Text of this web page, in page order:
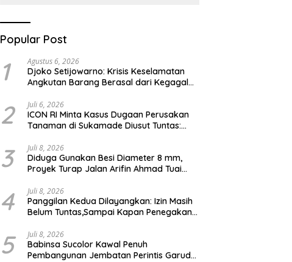
Popular Post
1 Agustus 6, 2026
Djoko Setijowarno: Krisis Keselamatan
Angkutan Barang Berasal dari Kegagalan
2 Juli 6, 2026
ICON RI Minta Kasus Dugaan Perusakan
Tanaman di Sukamade Diusut Tuntas:
Membuktikan Haknya
3 Juli 8, 2026
Diduga Gunakan Besi Diameter 8 mm,
Proyek Turap Jalan Arifin Ahmad Tuai
4 Juli 8, 2026
Panggilan Kedua Dilayangkan: Izin Masih
Belum Tuntas,Sampai Kapan Penegakan
Pembinaan
5 Juli 8, 2026
Babinsa Sucolor Kawal Penuh
Pembangunan Jembatan Perintis Garuda